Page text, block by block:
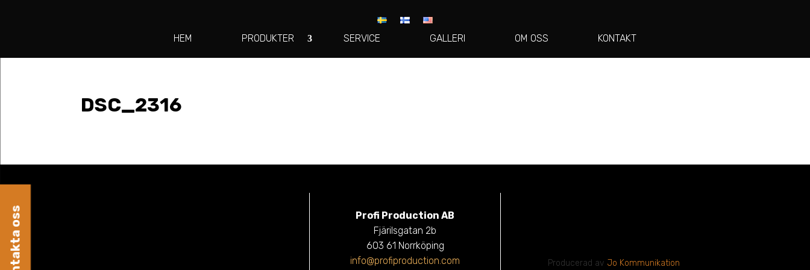
HEM PRODUKTER SERVICE GALLERI OM OSS KONTAKT
DSC_2316
Profi Production AB
Fjärilsgatan 2b
603 61 Norrköping
info@profiproduction.com
Producerad av Jo Kommunikation
Kontakta oss